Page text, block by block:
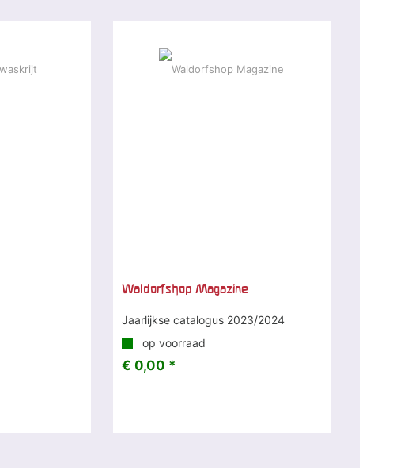
Waldorfshop Magazine
Jaarlijkse catalogus 2023/2024
op voorraad
€ 0,00 *